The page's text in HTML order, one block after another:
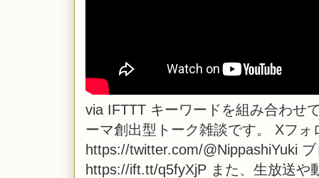
via IFTTTキーワードを組み合わせ
ーマ創出型トーク雑談です。 Xフォ
https://twitter.com/@NippashiYuki
https://ift.tt/q5fyXjP また、生放送や